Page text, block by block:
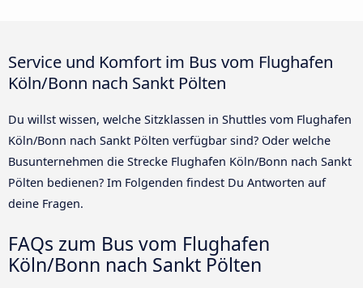
Service und Komfort im Bus vom Flughafen
Köln/Bonn nach Sankt Pölten
Du willst wissen, welche Sitzklassen in Shuttles vom Flughafen
Köln/Bonn nach Sankt Pölten verfügbar sind? Oder welche
Busunternehmen die Strecke Flughafen Köln/Bonn nach Sankt
Pölten bedienen? Im Folgenden findest Du Antworten auf
deine Fragen.
FAQs zum Bus vom Flughafen
Köln/Bonn nach Sankt Pölten